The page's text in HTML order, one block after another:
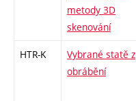
metody 3D
skenování
HTR-K
Vybrané statě z
obrábění